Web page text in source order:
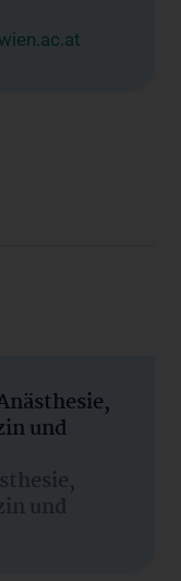
und
und